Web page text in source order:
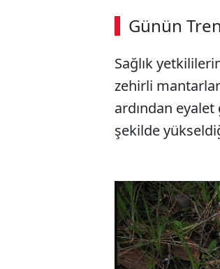
Günün
Sağlık
zehirli
ardından
şekilde